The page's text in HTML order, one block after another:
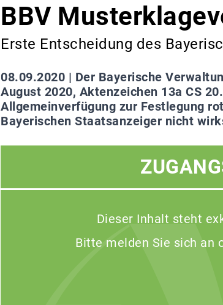
BBV
Erste Entscheidung des
08.09.2020 | Der Bayerische
August 2020, Aktenzeichen 13a CS
Allgemeinverfügung zur Festlegung
Bayerischen Staatsanzeiger nicht
Dieser Inhalt steht
Bitte melden Sie sich an